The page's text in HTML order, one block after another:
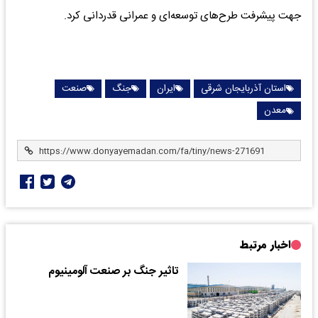
جهت پیشرفت طرح‌های توسعه‌ای و عمرانی قدردانی کرد.
استان آذربایجان شرقی ایران جنگ
صنعت
معدن
اخبار مرتبط
تاثیر جنگ بر صنعت آلومینیوم